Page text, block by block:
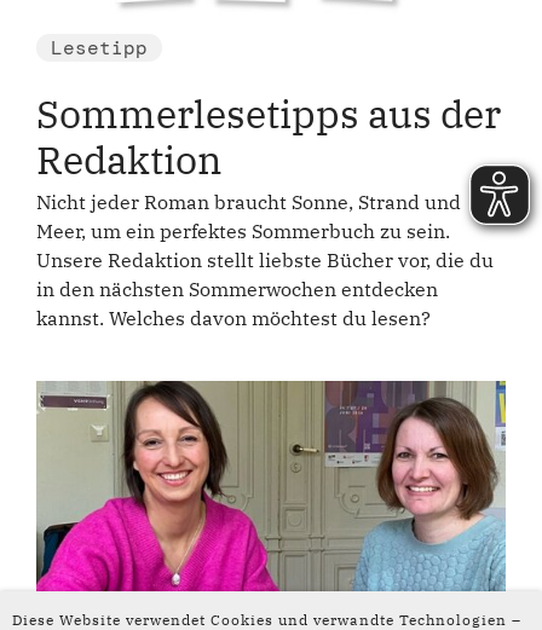
Diese Website verwendet Cookies und verwandte Technologien –
Lesetipp
Sommerlesetipps aus der
Redaktion
Nicht jeder Roman braucht Sonne, Strand und
Meer, um ein perfektes Sommerbuch zu sein.
Unsere Redaktion stellt liebste Bücher vor, die du
in den nächsten Sommerwochen entdecken
kannst. Welches davon möchtest du lesen?